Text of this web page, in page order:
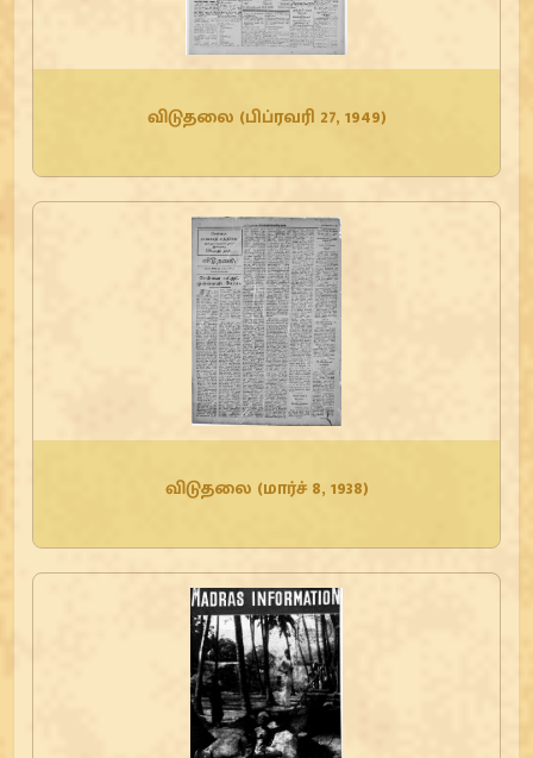
விடுதலை (பிப்ரவரி 27, 1949)
விடுதலை (மார்ச் 8, 1938)